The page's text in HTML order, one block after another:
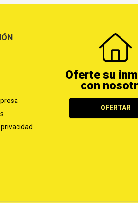
Oferte su
con
OFERTAR